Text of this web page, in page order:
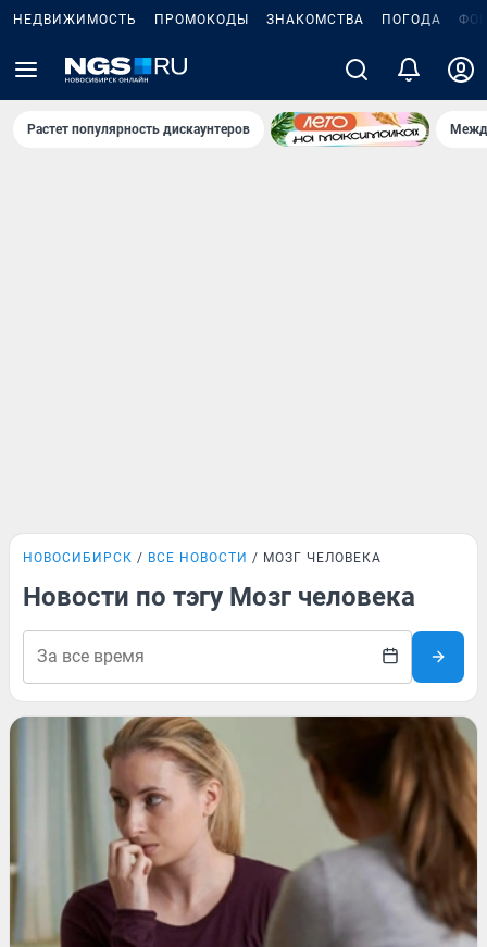
НЕДВИЖИМОСТЬ ПРОМОКОДЫ ЗНАКОМСТВА ПОГОДА
Растет популярность дискаунтеров
НОВОСИБИРСК ВСЕ НОВОСТИ МОЗГ ЧЕЛОВЕКА
Новости по тэгу Мозг человека